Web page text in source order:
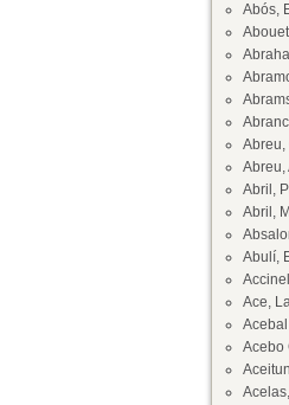
Abós,
Abreu,
Abreu,
Abril,
Abril,
Abulí,
Ace,
Acebo